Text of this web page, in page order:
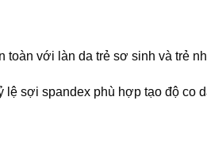
với làn da trẻ sơ sinh và trẻ
sợi spandex phù hợp tạo độ co